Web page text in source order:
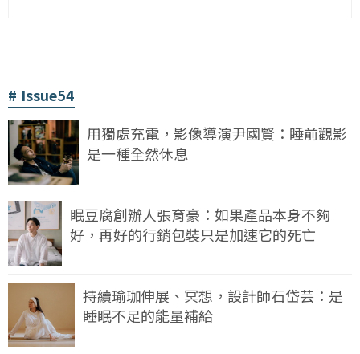
Issue54
用獨處充電，影像導演尹國賢：睡前觀影
是一種全然休息
眠豆腐創辦人張育豪：如果產品本身不夠
好，再好的行銷包裝只是加速它的死亡
持續瑜珈伸展、冥想，設計師石岱芸：是
睡眠不足的能量補給